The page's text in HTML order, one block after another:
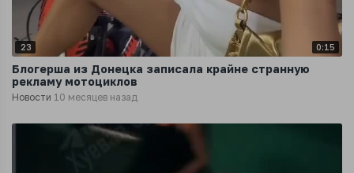
23 0:15
Блогерша из Донецка записала крайне странную
рекламу мотоциклов
Новости 10 месяцев назад